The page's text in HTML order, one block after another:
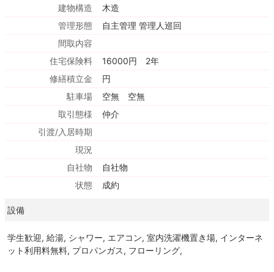
建物構造
木造
管理形態
自主管理 管理人巡回
間取内容
住宅保険料
16000円 2年
修繕積立金
円
駐車場
空無 空無
取引態様
仲介
引渡/入居時期
現況
自社物
自社物
状態
成約
設備
学生歓迎, 給湯, シャワー, エアコン, 室内洗濯機置き場, インターネ
ット利用料無料, プロパンガス, フローリング,